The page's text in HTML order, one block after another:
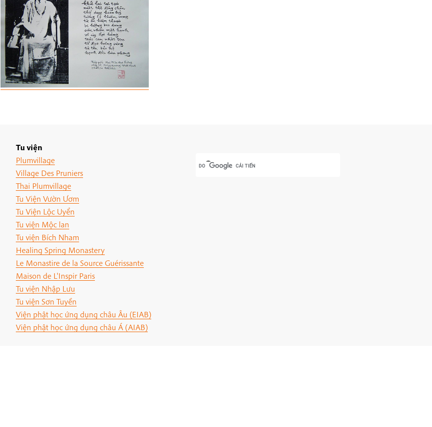
Tu viện
Plumvillage
Village Des Pruniers
Thai Plumvillage
Tu Viện Vườn Ươm
Tu Viện Lộc Uyển
Tu viện Mộc lan
Tu viện Bích Nham
Healing Spring Monastery
Le Monastire de la Source Guérissante
Maison de L'Inspir Paris
Tu viện Nhập Lưu
Tu viện Sơn Tuyền
Viện phật học ứng dụng châu Âu (EIAB)
Viện phật học ứng dụng châu Á (AIAB)